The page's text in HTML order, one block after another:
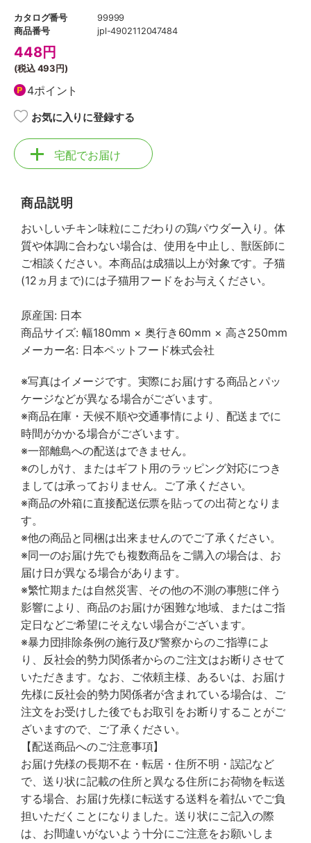
カタログ番号
99999
商品番号
jpl-4902112047484
448円
(税込493円)
4ポイント
お気に入りに登録する
宅配でお届け
商品説明
おいしいチキン味粒にこだわりの鶏パウダー入り。体
質や体調に合わない場合は、使用を中止し、獣医師に
ご相談ください。本商品は成猫以上が対象です。子猫
(12ヵ月まで)には子猫用フードをお与えください。
原産国: 日本
商品サイズ: 幅180mm × 奥行き60mm × 高さ250mm
メーカー名: 日本ペットフード株式会社
※写真はイメージです。実際にお届けする商品とパッ
ケージなどが異なる場合がございます。
※商品在庫・天候不順や交通事情により、配送までに
時間がかかる場合がございます。
※一部離島への配送はできません。
※のしがけ、またはギフト用のラッピング対応につき
ましては承っておりません。ご了承ください。
※商品の外箱に直接配送伝票を貼っての出荷となりま
す。
※他の商品と同梱は出来ませんのでご了承ください。
※同一のお届け先でも複数商品をご購入の場合は、お
届け日が異なる場合があります。
※繁忙期または自然災害、その他の不測の事態に伴う
影響により、商品のお届けが困難な地域、またはご指
定日などご希望にそえない場合がございます。
※暴力団排除条例の施行及び警察からのご指導によ
り、反社会的勢力関係者からのご注文はお断りさせて
いただきます。なお、ご依頼主様、あるいは、お届け
先様に反社会的勢力関係者が含まれている場合は、ご
注文をお受けした後でもお取引をお断りすることがご
ざいますので、ご了承ください。
【配送商品へのご注意事項】
お届け先様の長期不在・転居・住所不明・誤記など
で、送り状に記載の住所と異なる住所にお荷物を転送
する場合、お届け先様に転送する送料を着払いでご負
担いただくことになりました。送り状にご記入の際
は、お間違いがないよう十分にご注意をお願いしま